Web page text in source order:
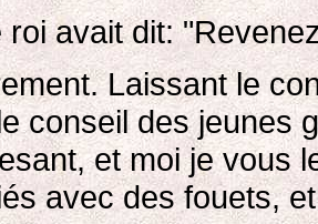
roi avait dit:
Laissant le
conseil des jeunes
et moi je vous
avec des fouets,